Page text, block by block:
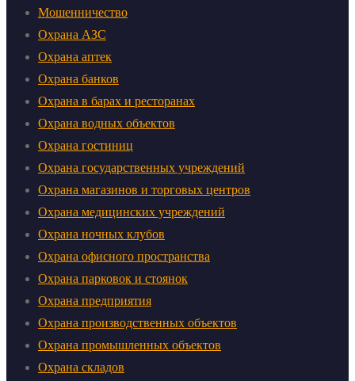
Мошенничество
Охрана АЗС
Охрана аптек
Охрана банков
Охрана в барах и ресторанах
Охрана водных объектов
Охрана гостиниц
Охрана государственных учреждений
Охрана магазинов и торговых центров
Охрана медицинских учреждений
Охрана ночных клубов
Охрана офисного пространства
Охрана парковок и стоянок
Охрана предприятия
Охрана производственных объектов
Охрана промышленных объектов
Охрана складов